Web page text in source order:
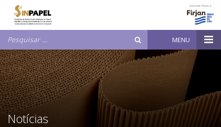
Pesquisar
MENU
Notícias